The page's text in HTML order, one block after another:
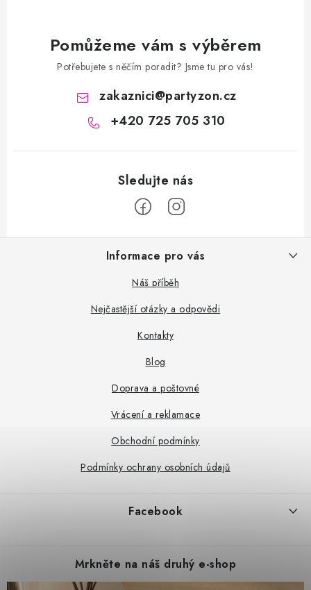
Pomůžeme vám s výběrem
Potřebujete s něčím poradit? Jsme tu pro vás!
zakaznici@partyzon.cz
+420 725 705 310
Z
Informace pro vás
Náš příběh
Nejčastější otázky a odpovědi
Kontakty
Blog
Doprava a poštovné
Vrácení a reklamace
Obchodní podmínky
Podmínky ochrany osobních údajů
Facebook
Mrkněte na náš druhý e-shop